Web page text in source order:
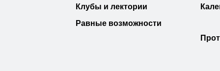
Клубы и лектории
Равные возможности